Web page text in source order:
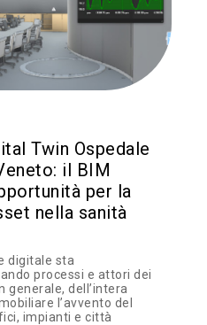
Twin Ospedale
il BIM
per la
nella sanità
digitale sta
processi e attori dei
generale, dell’intera
l’avvento del
impianti e città